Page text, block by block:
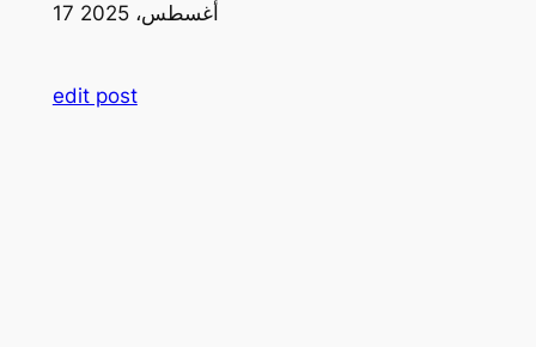
17 أغسطس، 2025
edit post